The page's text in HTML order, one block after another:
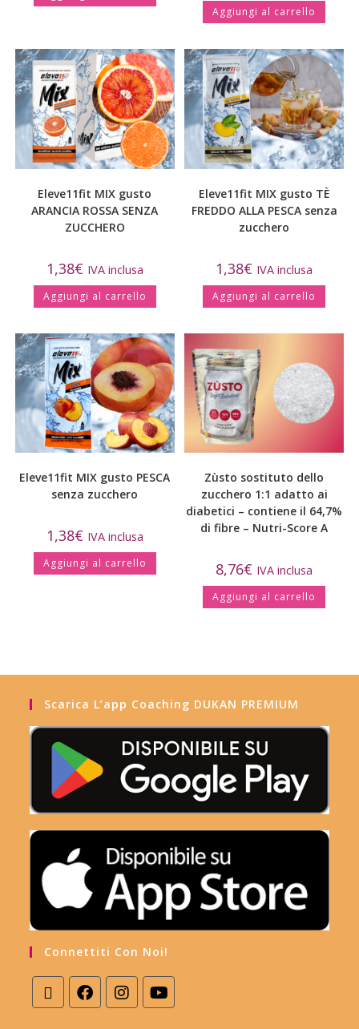
Aggiungi al carrello
Eleve11fit MIX gusto
ARANCIA ROSSA SENZA
ZUCCHERO
1,38€ IVA inclusa
Aggiungi al carrello
Eleve11fit MIX gusto TÈ
FREDDO ALLA PESCA senza
zucchero
1,38€ IVA inclusa
Aggiungi al carrello
Eleve11fit MIX gusto PESCA
senza zucchero
1,38€ IVA inclusa
Aggiungi al carrello
Zùsto sostituto dello
zucchero 1:1 adatto ai
diabetici – contiene il 64,7%
di fibre – Nutri-Score A
8,76€ IVA inclusa
Aggiungi al carrello
Scarica L’app Coaching DUKAN PREMIUM
Connettiti Con Noi!